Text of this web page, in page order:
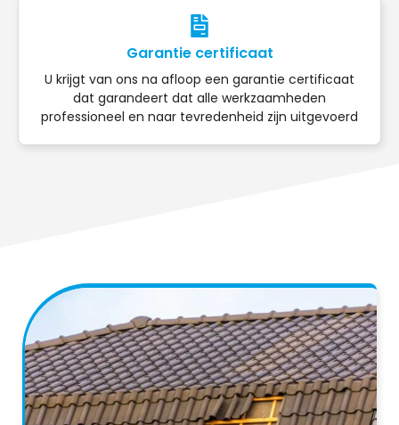
Garantie certificaat
U krijgt van ons na afloop een garantie certificaat
dat garandeert dat alle werkzaamheden
professioneel en naar tevredenheid zijn uitgevoerd